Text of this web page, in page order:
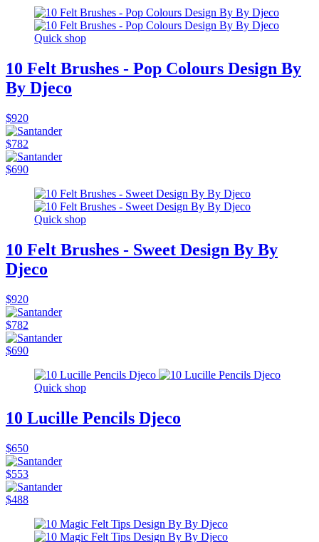
Quick shop
10 Felt Brushes - Pop Colours Design By
By Djeco
$920
$782
$690
Quick shop
10 Felt Brushes - Sweet Design By By
Djeco
$920
$782
$690
Quick shop
10 Lucille Pencils Djeco
$650
$553
$488